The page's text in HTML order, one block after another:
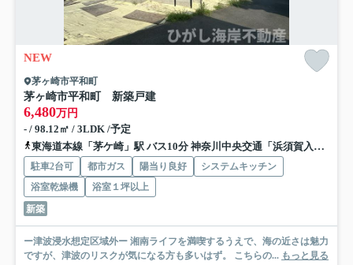
NEW
茅ヶ崎市平和町
茅ヶ崎市平和町 新築戸建
6,480万円
- / 98.12㎡ / 3LDK /予定
東海道本線「茅ケ崎」駅 バス10分 神奈川中央交通「浜須賀入口」 停歩3分
駐車2台可 都市ガス 陽当り良好
システムキッチン
浴室乾燥機
浴室１坪以上
新築
ー津波浸水想定区域外ー 湘南ライフを満喫するうえで、海の近さは魅力
ですが、津波のリスクが気になる方も多いはず。 こちらの... もっと見る